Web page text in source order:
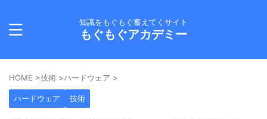
知識をもぐもぐ蓄えてくサイト
もぐもぐアカデミー
HOME >技術 >ハードウェア >
ハードウェア 技術